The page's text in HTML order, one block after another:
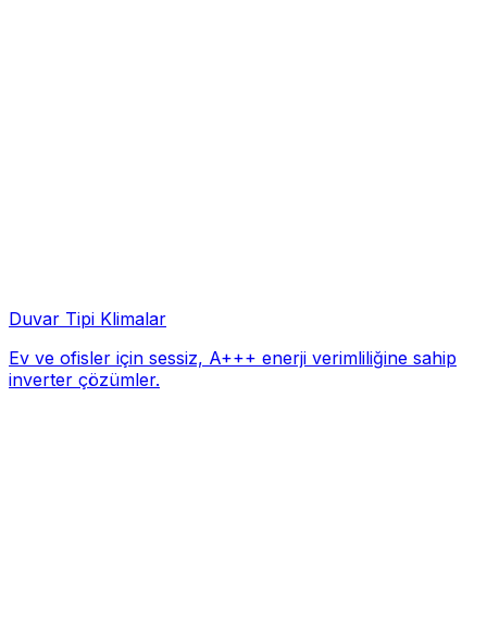
Duvar Tipi Klimalar
Ev ve ofisler için sessiz, A+++ enerji verimliliğine sahip
inverter çözümler.